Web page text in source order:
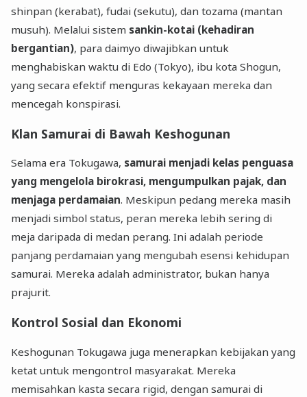
shinpan (kerabat), fudai (sekutu), dan tozama (mantan
musuh). Melalui sistem sankin-kotai (kehadiran
bergantian), para daimyo diwajibkan untuk
menghabiskan waktu di Edo (Tokyo), ibu kota Shogun,
yang secara efektif menguras kekayaan mereka dan
mencegah konspirasi.
Klan Samurai di Bawah Keshogunan
Selama era Tokugawa, samurai menjadi kelas penguasa
yang mengelola birokrasi, mengumpulkan pajak, dan
menjaga perdamaian. Meskipun pedang mereka masih
menjadi simbol status, peran mereka lebih sering di
meja daripada di medan perang. Ini adalah periode
panjang perdamaian yang mengubah esensi kehidupan
samurai. Mereka adalah administrator, bukan hanya
prajurit.
Kontrol Sosial dan Ekonomi
Keshogunan Tokugawa juga menerapkan kebijakan yang
ketat untuk mengontrol masyarakat. Mereka
memisahkan kasta secara rigid, dengan samurai di